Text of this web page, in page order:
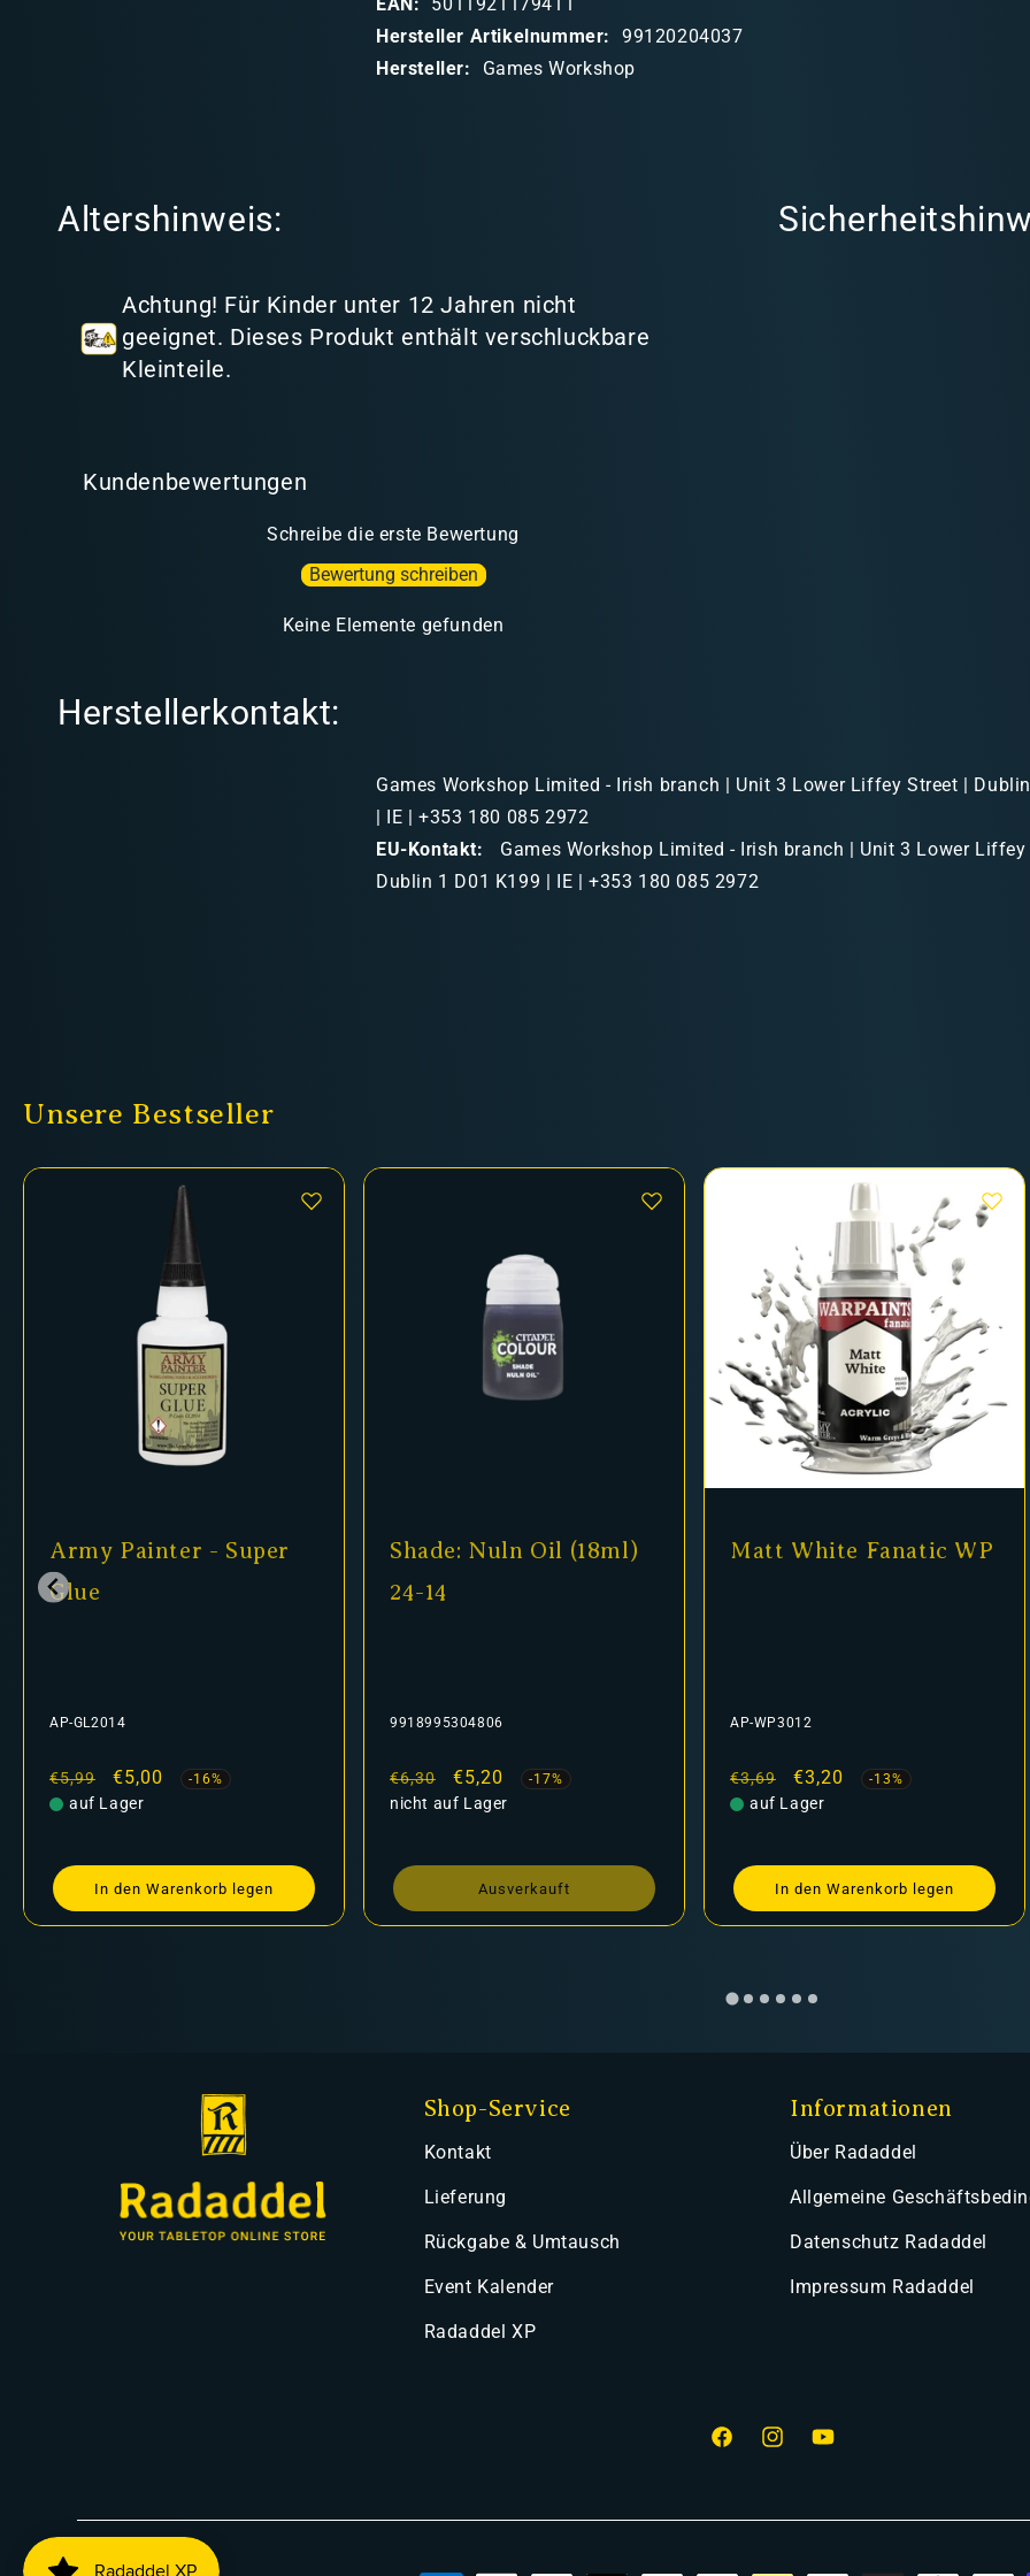
n
Hersteller Artikelnummer:
99120204037
Hersteller:
Games Workshop
Altershinweis:
Achtung! Für Kinder unter 12 Jahren nicht
geeignet. Dieses Produkt enthält verschluckbare
Kleinteile.
Kundenbewertungen
Schreibe die erste Bewertung
Bewertung schreiben
Keine Elemente gefunden
Herstellerkontakt:
Games Workshop Limited - Irish branch | Unit 3 Lower Liffey Street |
| IE | +353 180 085 2972
EU-Kontakt:
Games Workshop Limited - Irish branch | Unit 3 Lower Liffey
Dublin 1 D01 K199 | IE | +353 180 085 2972
Unsere Bestseller
Army Painter - Super
Glue
AP-GL2014
Normaler
Preis
€5,99 Verkaufspreis
€5,00 -16%
auf Lager
In den Warenkorb legen
Shade: Nuln Oil (18ml)
24-14
9918995304806
Normaler
Preis
€6,30 Verkaufspreis
€5,20 -17%
nicht auf Lager
Ausverkauft
Matt White Fanatic WP
AP-WP3012
Normaler
Preis
€3,69 Verkaufspreis
€3,20 -13%
auf Lager
In den Warenkorb legen
Shop-Service
Kontakt
Lieferung
Rückgabe & Umtausch
Event Kalender
Radaddel XP
Informationen
Über Radaddel
Allgemeine
Datenschutz Radaddel
Impressum Radaddel
FacebookInstagramYouTube